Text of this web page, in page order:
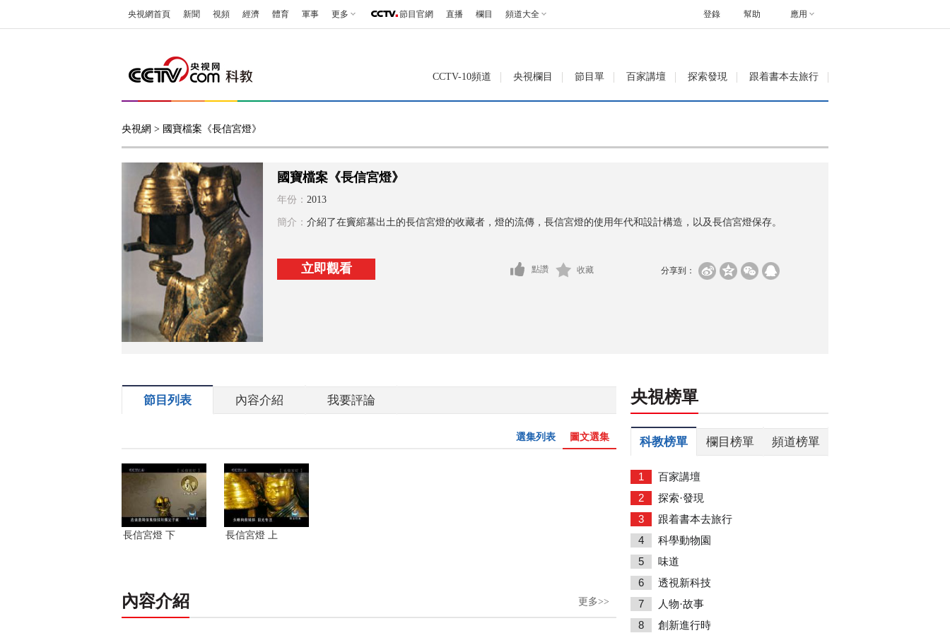
央視網首頁 新聞 視頻 經濟 體育 軍事 更多 節目官網 直播 欄目 頻道大全 幫助 應用
登錄
CCTV-10頻道 央視欄目 節目單 百家講壇 探索發現 跟着書本去旅行
央視網 > 國寶檔案《長信宮燈》
國寶檔案《長信宮燈》
年份： 2013
簡介： 介紹了在竇綰墓出土的長信宮燈的收藏者，燈的流傳，長信宮燈的使用年代和設計構造，以及長信宮燈保存。
立即觀看 分享到：
點讚 收藏
節目列表 內容介紹 我要評論
圖文選集
選集列表
長信宮燈 下 長信宮燈 上
內容介紹 更多>>
央視榜單
科教榜單 欄目榜單 頻道榜單
1 百家講壇
2 探索·發現
3 跟着書本去旅行
4 科學動物園
5 味道
6 透視新科技
7 人物·故事
8 創新進行時